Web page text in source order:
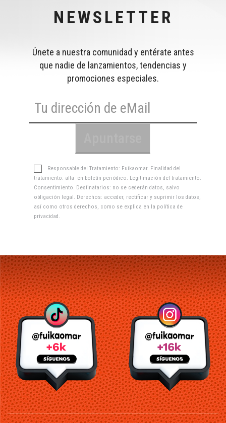
NEWSLETTER
Únete a nuestra comunidad y entérate antes
que nadie de lanzamientos, tendencias y
promociones especiales.
Responsable del Tratamiento: Fuikaomar. Finalidad del
tratamiento: alta en boletín periódico. Legitimación del tratamiento:
Consentimiento. Destinatarios: no se cederán datos, salvo
obligación legal. Derechos: acceder, rectificar y suprimir los datos,
así como otros derechos, como se explica en la política de
privacidad .